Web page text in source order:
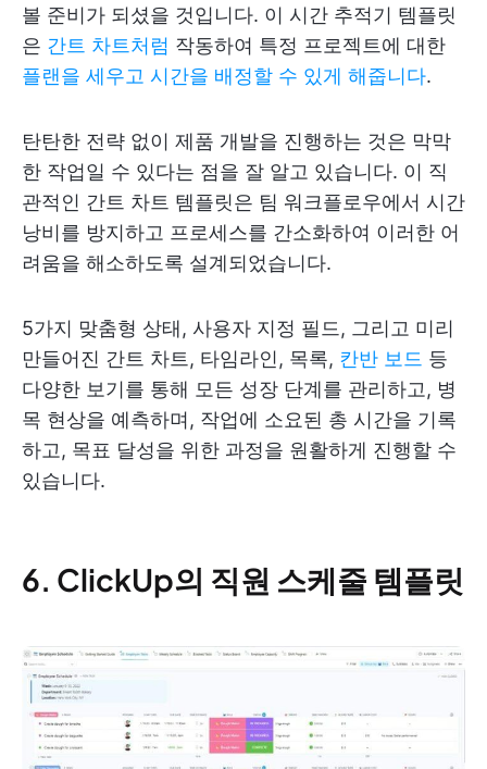
볼 준비가 되셨을 것입니다. 이 시간 추적기 템플릿
은 간트 차트처럼 작동하여 특정 프로젝트에 대한
플랜을 세우고 시간을 배정할 수 있게 해줍니다.
탄탄한 전략 없이 제품 개발을 진행하는 것은 막막
한 작업일 수 있다는 점을 잘 알고 있습니다. 이 직
관적인 간트 차트 템플릿은 팀 워크플로우에서 시간
낭비를 방지하고 프로세스를 간소화하여 이러한 어
려움을 해소하도록 설계되었습니다.
5가지 맞춤형 상태, 사용자 지정 필드, 그리고 미리
만들어진 간트 차트, 타임라인, 목록, 칸반 보드 등
다양한 보기를 통해 모든 성장 단계를 관리하고, 병
목 현상을 예측하며, 작업에 소요된 총 시간을 기록
하고, 목표 달성을 위한 과정을 원활하게 진행할 수
있습니다.
6. ClickUp의 직원 스케줄 템플릿